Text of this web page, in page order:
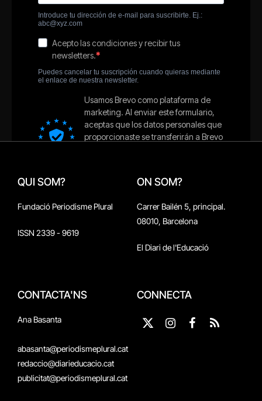
QUI SOM?
Fundació Periodisme Plural
ISSN 2339 - 9619
ON SOM?
Carrer Bailén 5, principal.
08010, Barcelona
El Diari de l'Educació
CONTACTA'NS
Ana Basanta
abasanta@periodismeplural.cat
redaccio@diarieducacio.cat
publicitat@periodismeplural.cat
CONNECTA
X
Instagram
Facebook
RSS